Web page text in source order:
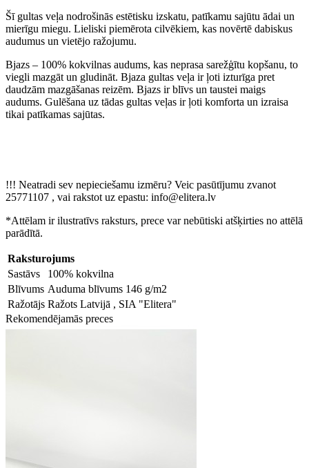
Šī gultas veļa nodrošinās estētisku izskatu, patīkamu sajūtu ādai un
mierīgu miegu. Lieliski piemērota cilvēkiem, kas novērtē dabiskus
audumus un vietējo ražojumu.
Bjazs – 100% kokvilnas audums, kas neprasa sarežģītu kopšanu, to
viegli mazgāt un gludināt. Bjaza gultas veļa ir ļoti izturīga pret
daudzām mazgāšanas reizēm. Bjazs ir blīvs un taustei maigs
audums. Gulēšana uz tādas gultas veļas ir ļoti komforta un izraisa
tikai patīkamas sajūtas.
!!! Neatradi sev nepieciešamu izmēru? Veic pasūtījumu zvanot
25771107 , vai rakstot uz epastu: info@elitera.lv
*Attēlam ir ilustratīvs raksturs, prece var nebūtiski atšķirties no attēlā
parādītā.
Raksturojums
Sastāvs
100% kokvilna
Blīvums Auduma blīvums 146 g/m2
Ražotājs Ražots Latvijā , SIA "Elitera"
Rekomendējamās preces